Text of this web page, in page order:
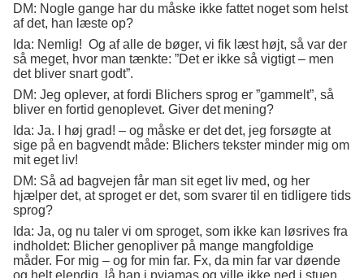
DM: Nogle gange har du måske ikke fattet noget som helst
af det, han læste op?
Ida: Nemlig! Og af alle de bøger, vi fik læst højt, så var der
så meget, hvor man tænkte: ”Det er ikke så vigtigt – men
det bliver snart godt”.
DM: Jeg oplever, at fordi Blichers sprog er ”gammelt”, så
bliver en fortid genoplevet. Giver det mening?
Ida: Ja. I høj grad! – og måske er det det, jeg forsøgte at
sige på en bagvendt måde: Blichers tekster minder mig om
mit eget liv!
DM: Så ad bagvejen får man sit eget liv med, og her
hjælper det, at sproget er det, som svarer til en tidligere tids
sprog?
Ida: Ja, og nu taler vi om sproget, som ikke kan løsrives fra
indholdet: Blicher genopliver på mange mangfoldige
måder. For mig – og for min far. Fx, da min far var døende
og helt elendig, lå han i pyjamas og ville ikke ned i stuen.